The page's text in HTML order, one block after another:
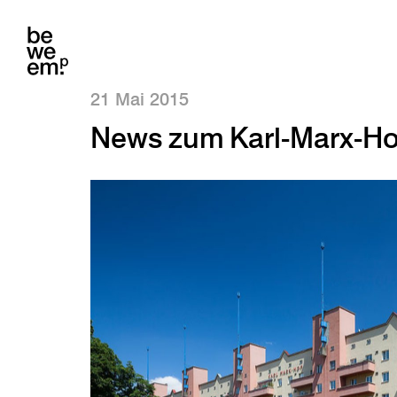
21 Mai 2015
News zum Karl-Marx-